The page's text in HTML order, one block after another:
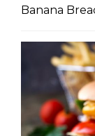
Banana